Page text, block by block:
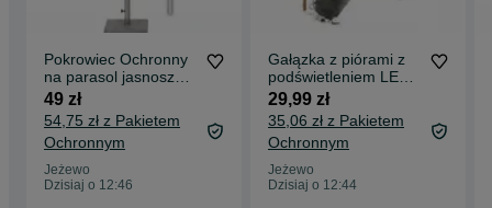
Pokrowiec Ochronny
na parasol jasnoszary
190 x 30/50 cm
49 zł
54,75 zł z Pakietem
Ochronnym
Jeżewo
Dzisiaj o 12:46
Gałązka z piórami z
podświetleniem LED
jasny beż
29,99 zł
35,06 zł z Pakietem
Ochronnym
Jeżewo
Dzisiaj o 12:44